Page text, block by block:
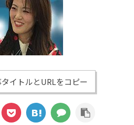
イトルとURLをコピー